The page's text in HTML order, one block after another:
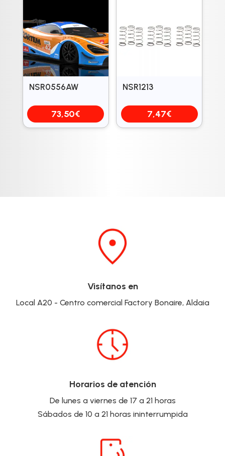
NSR0556AW
73,50€
NSR1213
7,47€
Visítanos en
Local A20 - Centro comercial Factory Bonaire, Aldaia
Horarios de atención
De lunes a viernes de 17 a 21 horas
Sábados de 10 a 21 horas ininterrumpida